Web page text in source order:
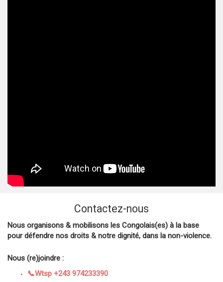
Contactez-nous
Nous organisons & mobilisons les Congolais(es) à la base
pour défendre nos droits & notre dignité, dans la non-violence.
Nous (re)joindre :
📞Wtsp +243 974233390